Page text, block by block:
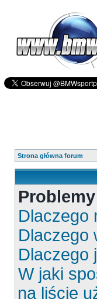
Strona główna forum
Dlaczego
Dlaczego
Dlaczego
W jaki
na liście